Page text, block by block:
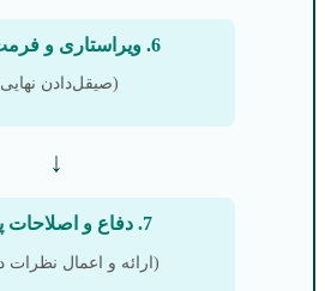
6. ویراستاری و فرمت‌بندی
(صیقل‌دادن
↓
7. دفاع و اصلاحات پایانی
(ارائه و اعمال نظرات